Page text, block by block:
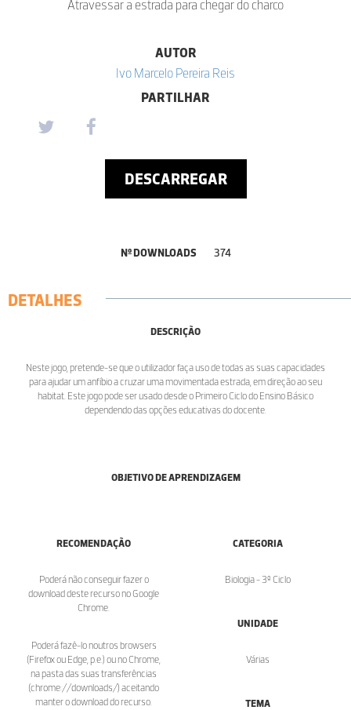
Atravessar a estrada para chegar do charco
AUTOR
Ivo Marcelo Pereira Reis
PARTILHAR
DESCARREGAR
Nº DOWNLOADS 374
DETALHES
DESCRIÇÃO
Neste jogo, pretende-se que o utilizador faça uso de todas as suas capacidades
para ajudar um anfíbio a cruzar uma movimentada estrada, em direção ao seu
habitat. Este jogo pode ser usado desde o Primeiro Ciclo do Ensino Básico
dependendo das opções educativas do docente.
OBJETIVO DE APRENDIZAGEM
RECOMENDAÇÃO
Poderá não conseguir fazer o
download deste recurso no Google
Chrome.
Poderá fazê-lo noutros browsers
(Firefox ou Edge, p.e.) ou no Chrome,
na pasta das suas transferências
(chrome://downloads/) aceitando
manter o download do recurso.
CATEGORIA
Biologia - 3º Ciclo
UNIDADE
Várias
TEMA